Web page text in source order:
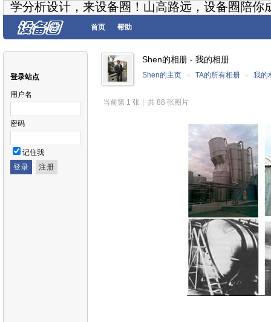
学分析设计，来设备圈！山高路远，设备圈陪你
首页 帮助
登录站点
用户名
密码
记住我
Shen的相册 - 我的相册
Shen的主页 » TA的所有相册 » 我的
当前第 1 张 共 88 张图片